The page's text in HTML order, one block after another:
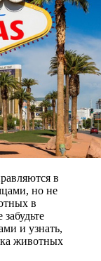
в
но не
в
и узнать,
животных